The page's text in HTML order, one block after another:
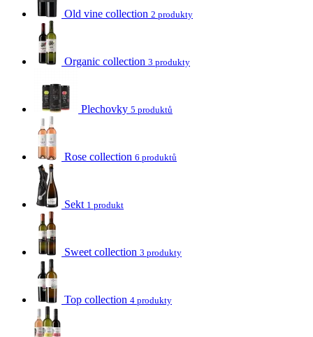
Old vine collection 2 produkty
Organic collection 3 produkty
Plechovky 5 produktů
Rose collection 6 produktů
Sekt 1 produkt
Sweet collection 3 produkty
Top collection 4 produkty